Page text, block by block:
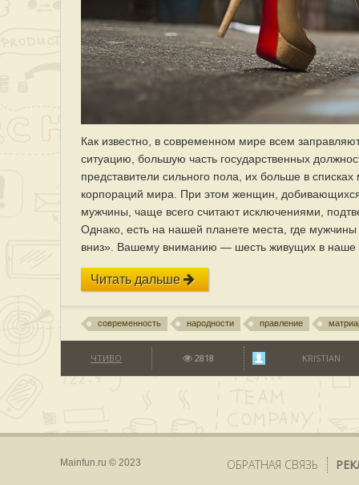
Как известно, в современном мире всем
ситуацию, большую часть государственных
представители сильного пола, их больше в
корпораций мира. При этом женщин,
мужчины, чаще всего считают исключениями,
Однако, есть на нашей планете места, где
вниз». Вашему вниманию — шесть живущих в наше
Читать дальше
современность народности правление
ЧТИВО 2818 KRISTIAN
Mainfun.ru © 2023 ОБРАТНАЯ СВЯЗЬ